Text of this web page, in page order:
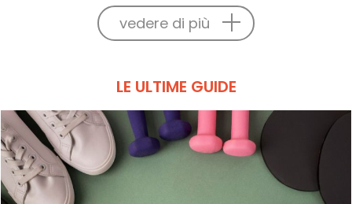
vedere di più
LE ULTIME GUIDE